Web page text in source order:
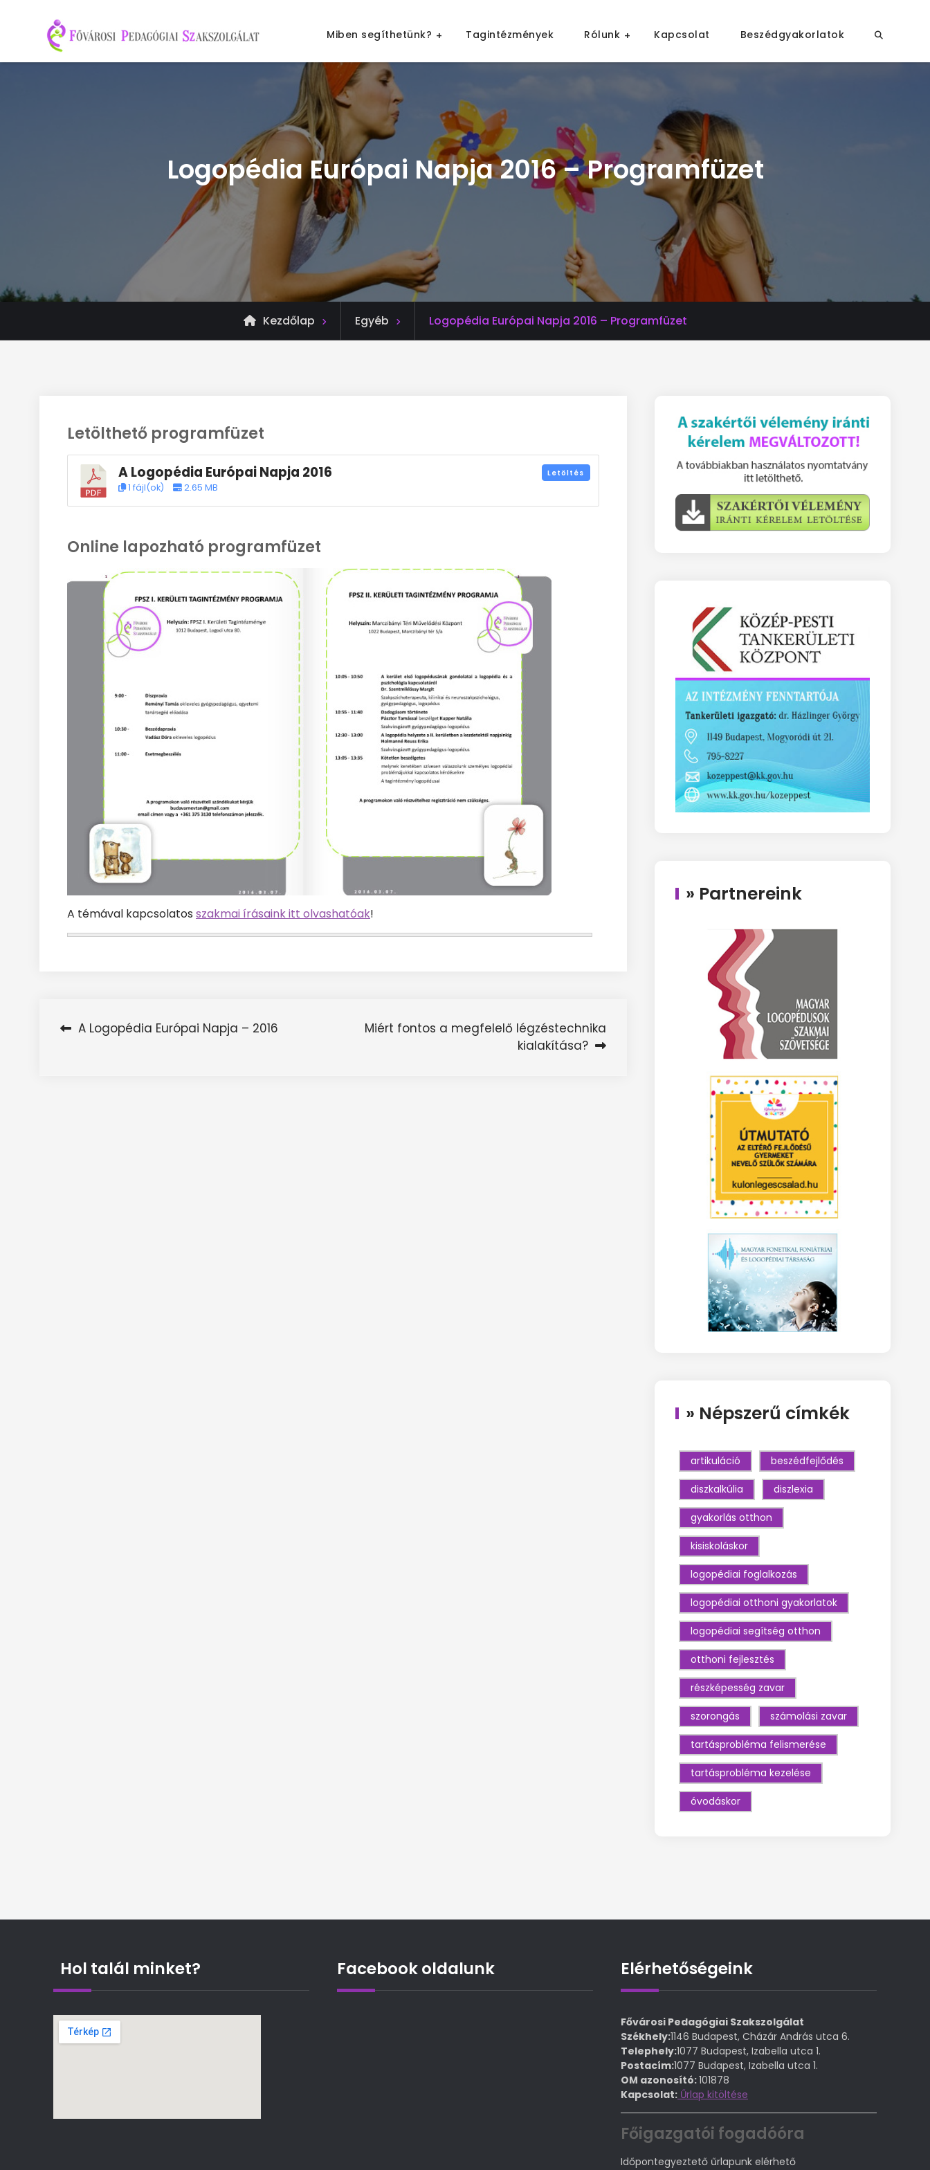
Fővárosi Pedagógiai Szakszolgálat
BudapestMiben segíthetünk? Tagintézmények Rólunk Kapcsolat Beszédgyakorlatok
Logopédia Európai Napja 2016 – Programfüzet
Kezdőlap Egyéb Logopédia Európai Napja 2016 – Programfüzet
Letölthető programfüzet
A Logopédia Európai Napja 2016
1 fájl(ok) 2.65 MB
Letöltés
Online lapozható programfüzet
A témával kapcsolatos szakmai írásaink itt olvashatóak!
A Logopédia Európai Napja – 2016
Miért fontos a megfelelő légzéstechnika
kialakítása?
» Partnereink
» Népszerű címkék
artikuláció beszédfejlődés
diszkalkúlia diszlexia
gyakorlás otthon
kisiskoláskor
logopédiai foglalkozás
logopédiai otthoni gyakorlatok
logopédiai segítség otthon
otthoni fejlesztés
részképesség zavar
szorongás számolási zavar
tartásprobléma felismerése
tartásprobléma kezelése
óvodáskor
Hol talál minket? Facebook oldalunk Elérhetőségeink
Fővárosi Pedagógiai Szakszolgálat
Székhely:1146 Budapest, Cházár András utca 6.
Telephely:1077 Budapest, Izabella utca 1.
Postacím:1077 Budapest, Izabella utca 1.
OM azonosító:101878
Kapcsolat: Űrlap kitöltése
Főigazgatói fogadóóra
Időpontegyeztető űrlapunk elérhető